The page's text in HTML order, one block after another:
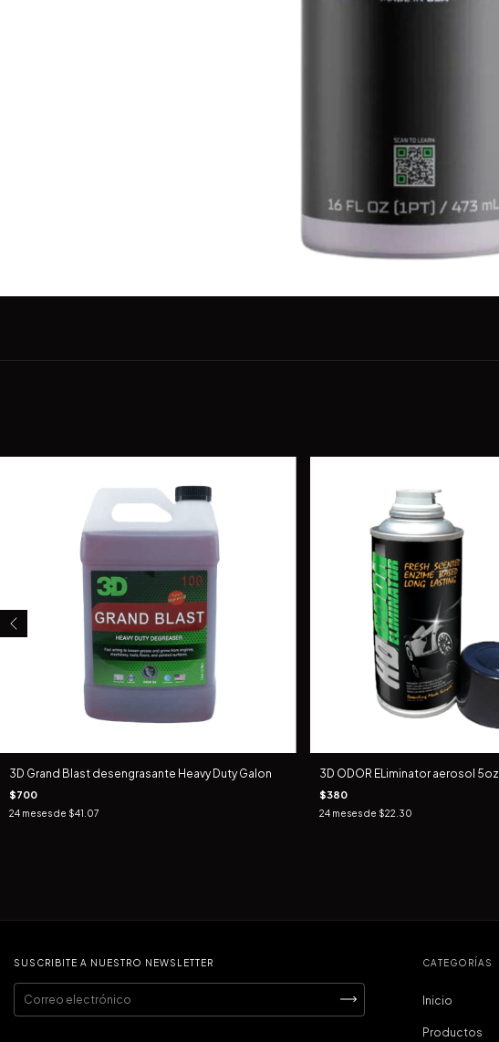
3D Grand Blast desengrasante Heavy Duty Galon
$700
24 meses de $41.07
3D ODOR ELiminator aerosol 5oz
$380
24 meses de $22.30
SUSCRIBITE A NUESTRO NEWSLETTER CATEGORÍAS
Inicio
Productos